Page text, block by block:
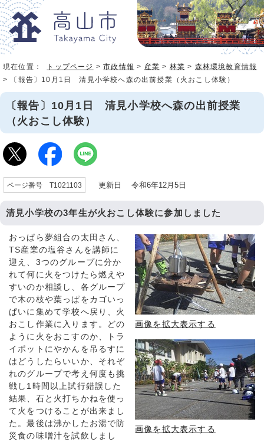
現在位置： トップページ >市政情報 > 産業 > 林業 > 森林環境教育情報
> 〔報告〕10月1日 清見小学校へ森の出前授業（火おこし体験）
〔報告〕10月1日 清見小学校へ森の出前授業
（火おこし体験）
ページ番号 T1021103 更新日 令和6年12月5日
清見小学校の3年生が火おこし体験に参加しました
画像を拡大表示する
画像を拡大表示する
おっぱら夢組合の太田さん、
TS産業の塩谷さんを講師に
迎え、3つのグループに分か
れて何に火をつけたら燃えや
すいのか相談し、各グループ
で木の枝や葉っぱをカゴいっ
ぱいに集めて学校へ戻り、火
おこし作業に入ります。どの
ように火をおこすのか、トラ
イポットにやかんを吊るすに
はどうしたらいいか、それぞ
れのグループで考え何度も挑
戦し1時間以上試行錯誤した
結果、石と火打ちかねを使っ
て火をつけることが出来まし
た。最後は沸かしたお湯で防
災食の味噌汁を試飲しまし